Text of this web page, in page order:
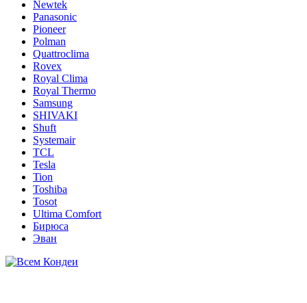
Newtek
Panasonic
Pioneer
Polman
Quattroclima
Rovex
Royal Clima
Royal Thermo
Samsung
SHIVAKI
Shuft
Systemair
TCL
Tesla
Tion
Toshiba
Tosot
Ultima Comfort
Бирюса
Эван